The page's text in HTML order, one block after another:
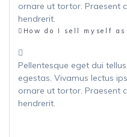
ornare ut tortor. Praesent
hendrerit.
How do I sell myself
Pellentesque eget dui
egestas. Vivamus lectus
ornare ut tortor. Praesent
hendrerit.